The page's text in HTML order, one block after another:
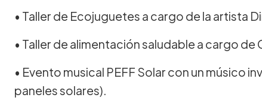
• Taller de Ecojuguetes a cargo de la artista
• Taller de alimentación saludable a cargo de
• Evento musical PEFF Solar con un músico
paneles solares).